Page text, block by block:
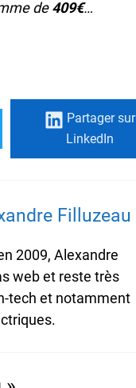
de409€…
Partagersur
LinkedIn
Filluzeau
2009, Alexandre
web et reste très
tech et notamment